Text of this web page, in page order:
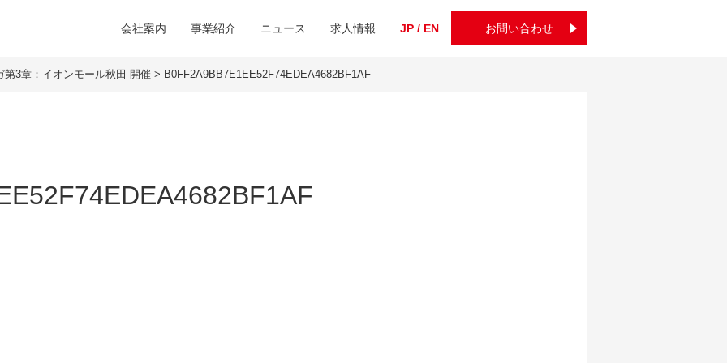
会社案内 事業紹介 ニュース 求人情報 JP / EN お問い合わせ
第3章：イオンモール秋田 開催 > B0FF2A9BB7E1EE52F74EDEA4682BF1AF